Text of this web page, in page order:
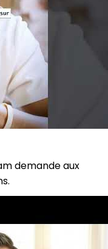
demande aux